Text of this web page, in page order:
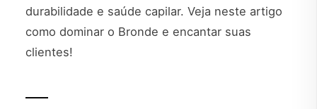
durabilidade e saúde capilar. Veja neste artigo
como dominar o Bronde e encantar suas
clientes!